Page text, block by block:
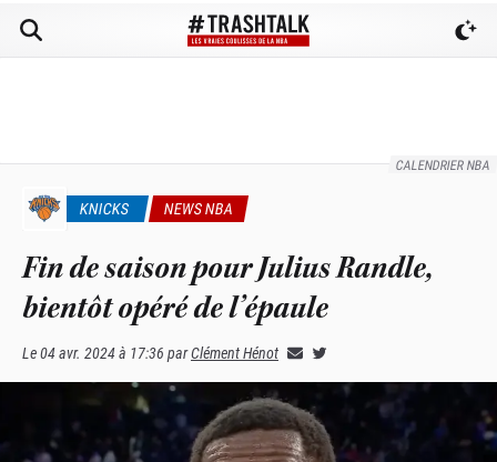
CALENDRIER NBA
KNICKS NEWS NBA
Fin de saison pour Julius Randle,
bientôt opéré de l’épaule
Le04 avr. 2024 à 17:36 parClément Hénot